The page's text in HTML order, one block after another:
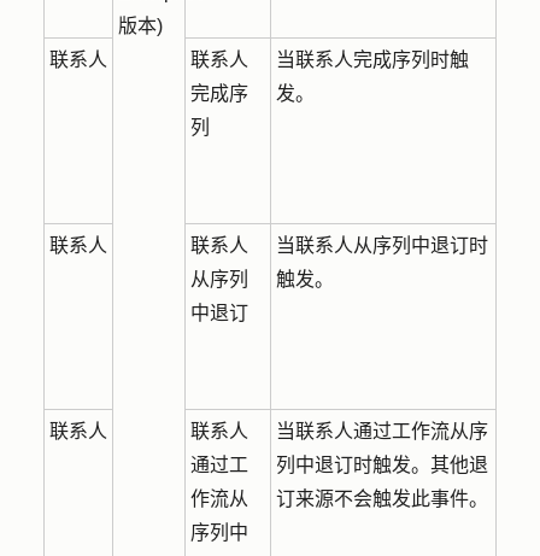
版本)
联系人
联系人
完成序
列
当联系人完成序列时触
发。
联系人
联系人
从序列
中退订
当联系人从序列中退订时
触发。
联系人
联系人
通过工
作流从
序列中
当联系人通过工作流从序
列中退订时触发。其他退
订来源不会触发此事件。